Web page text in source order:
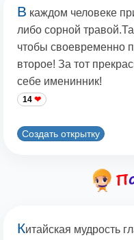
В каждом человеке
либо сорной
чтобы своевременно
второе! За тот
себе именинник!
14
Создать открытку
Китайская мудрость